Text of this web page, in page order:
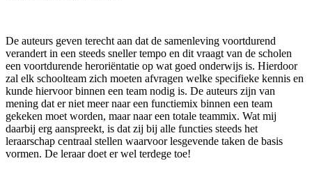
De auteurs geven terecht aan dat de samenleving voortdurend
verandert in een steeds sneller tempo en dit vraagt van de scholen
een voortdurende heroriëntatie op wat goed onderwijs is. Hierdoor
zal elk schoolteam zich moeten afvragen welke specifieke kennis en
kunde hiervoor binnen een team nodig is. De auteurs zijn van
mening dat er niet meer naar een functiemix binnen een team
gekeken moet worden, maar naar een totale teammix. Wat mij
daarbij erg aanspreekt, is dat zij bij alle functies steeds het
leraarschap centraal stellen waarvoor lesgevende taken de basis
vormen. De leraar doet er wel terdege toe!